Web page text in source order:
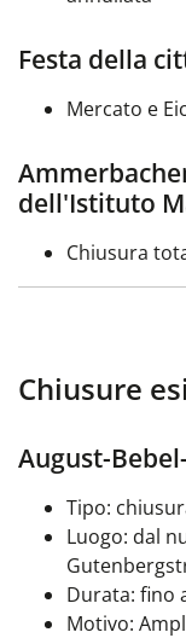
Festa della
Mercato e
dell'Istituto
Chiusura
Chiusure
August-
Tipo:
Luogo: dal
Durata: fino
Motivo: